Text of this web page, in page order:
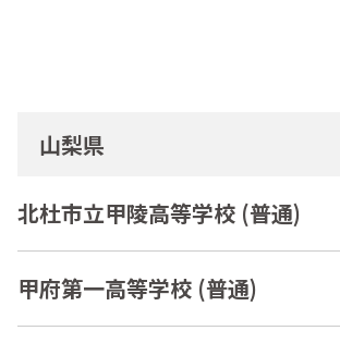
山梨県
北杜市立甲陵高等学校 (普通)
甲府第一高等学校 (普通)